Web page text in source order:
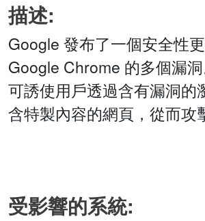
描述:
Google 發布了一個安全性
Google Chrome 的多個漏
可誘使用戶透過含有漏洞的
含特製內容的網頁，從而攻
受影響的系統: